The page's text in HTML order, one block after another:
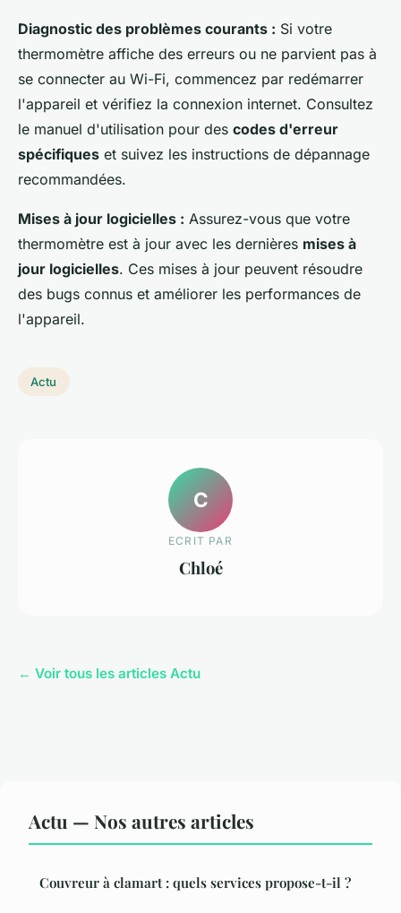
Diagnostic des problèmes courants : Si votre
thermomètre affiche des erreurs ou ne parvient pas à
se connecter au Wi-Fi, commencez par redémarrer
l'appareil et vérifiez la connexion internet. Consultez
le manuel d'utilisation pour des codes d'erreur
spécifiques et suivez les instructions de dépannage
recommandées.
Mises à jour logicielles : Assurez-vous que votre
thermomètre est à jour avec les dernières mises à
jour logicielles. Ces mises à jour peuvent résoudre
des bugs connus et améliorer les performances de
l'appareil.
Actu
C
ECRIT PAR
Chloé
← Voir tous les articles Actu
Actu — Nos autres articles
Couvreur à clamart : quels services propose-t-il ?